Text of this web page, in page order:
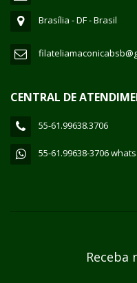
Brasília - DF - Brasil
CENTRAL DE
55-61.99638.3706
55-61.99638-3706
Receba